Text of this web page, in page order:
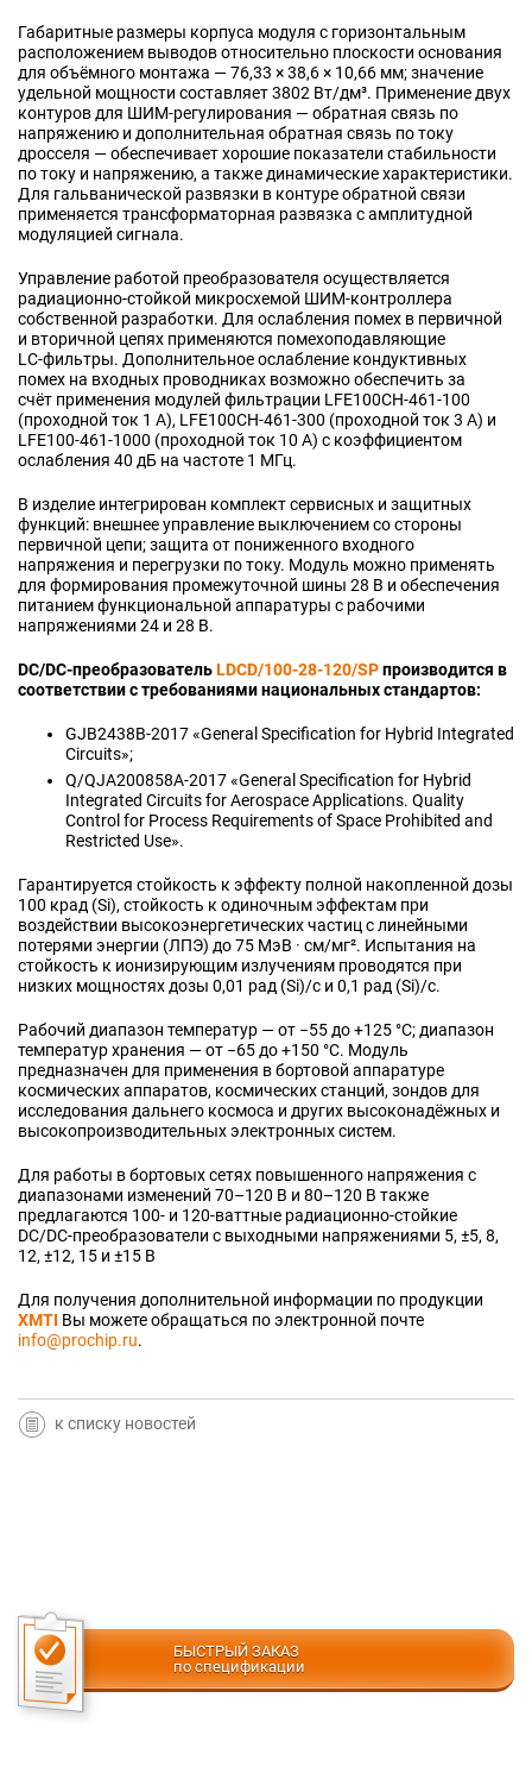
БЫСТРЫЙ ЗАКАЗ
по спецификации
Габаритные размеры корпуса модуля с горизонтальным
расположением выводов относительно плоскости основания
для объёмного монтажа — 76,33 × 38,6 × 10,66 мм; значение
удельной мощности составляет 3802 Вт/дм³. Применение двух
контуров для ШИМ‑регулирования — обратная связь по
напряжению и дополнительная обратная связь по току
дросселя — обеспечивает хорошие показатели стабильности
по току и напряжению, а также динамические характеристики.
Для гальванической развязки в контуре обратной связи
применяется трансформаторная развязка с амплитудной
модуляцией сигнала.
Управление работой преобразователя осуществляется
радиационно‑стойкой микросхемой ШИМ‑контроллера
собственной разработки. Для ослабления помех в первичной
и вторичной цепях применяются помехоподавляющие
LC‑фильтры. Дополнительное ослабление кондуктивных
помех на входных проводниках возможно обеспечить за
счёт применения модулей фильтрации LFE100CH‑461‑100
(проходной ток 1 А), LFE100CH‑461‑300 (проходной ток 3 А) и
LFE100‑461‑1000 (проходной ток 10 А) с коэффициентом
ослабления 40 дБ на частоте 1 МГц.
В изделие интегрирован комплект сервисных и защитных
функций: внешнее управление выключением со стороны
первичной цепи; защита от пониженного входного
напряжения и перегрузки по току. Модуль можно применять
для формирования промежуточной шины 28 В и обеспечения
питанием функциональной аппаратуры с рабочими
напряжениями 24 и 28 В.
DC/DC‑преобразовательLDCD/100‑28‑120/SPпроизводится в
соответствии с требованиями национальных стандартов:
GJB2438B‑2017 «General Specification for Hybrid Integrated
Circuits»;
Q/QJA200858A‑2017 «General Specification for Hybrid
Integrated Circuits for Aerospace Applications. Quality
Control for Process Requirements of Space Prohibited and
Restricted Use».
Гарантируется стойкость к эффекту полной накопленной дозы
100 крад (Si), стойкость к одиночным эффектам при
воздействии высокоэнергетических частиц с линейными
потерями энергии (ЛПЭ) до 75 МэВ · см/мг². Испытания на
стойкость к ионизирующим излучениям проводятся при
низких мощностях дозы 0,01 рад (Si)/с и 0,1 рад (Si)/с.
Рабочий диапазон температур — от −55 до +125 °C; диапазон
температур хранения —от −65 до +150 °C. Модуль
предназначен для применения в бортовой аппаратуре
космических аппаратов, космических станций, зондов для
исследования дальнего космоса и других высоконадёжных и
высокопроизводительных электронных систем.
Для работы в бортовых сетях повышенного напряжения с
диапазонами изменений 70–120 В и 80–120 В также
предлагаются 100‑ и 120‑ваттные радиационно‑стойкие
DC/DC‑преобразователи с выходными напряжениями 5, ±5, 8,
12, ±12, 15 и ±15 В
Для получения дополнительной информации по продукции
XMTI Вы можете обращаться по электронной почте
info@prochip.ru.
к списку новостей